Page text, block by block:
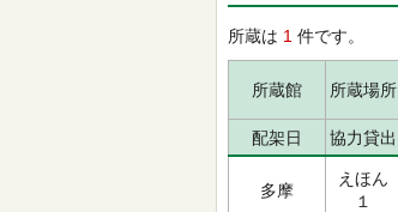
所蔵は 1 件です。
所蔵館 所蔵場所
配架日 協力貸出
多摩
えほん
１